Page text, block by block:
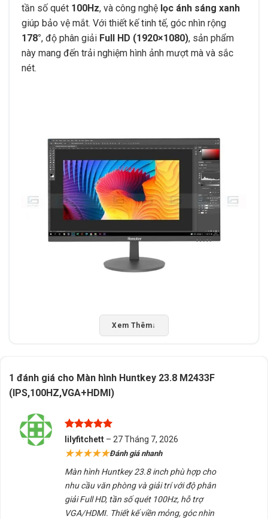
tần số quét 100Hz, và công nghệ lọc ánh sáng xanh
giúp bảo vệ mắt. Với thiết kế tinh tế, góc nhìn rộng
178°, độ phân giải Full HD (1920×1080), sản phẩm
này mang đến trải nghiệm hình ảnh mượt mà và sắc
nét.
Màn hình Huntkey 23.8″ M2433F
100Hz
📌 Tần số quét 100Hz – Trải nghiệm mượt mà
Màn hình Huntkey 23.8” M2433F
(IPS,100HZ,VGA+HDMI) ) nổi bật với
100Hz
, mang lại hình ảnh mượt hơn so với các màn
hình 60Hz hay 75Hz thông thường. Điều này giúp giảm
hiện tượng nhòe và xé hình, đặc biệt hữu ích khi làm
việc với các tác vụ nhanh hoặc giải trí với phim ảnh,
Xem Thêm↓
1 đánh giá cho Màn hình Huntkey 23.8 M2433F
(IPS,100HZ,VGA+HDMI)
Được xếp
hạng5
5
sao
lilyfitchett – 27 Tháng 7, 2026
★★★★★Đánh giá nhanh
Màn hình Huntkey 23.8 inch phù hợp cho
nhu cầu văn phòng và giải trí với độ phân
giải Full HD, tần số quét 100Hz, hỗ trợ
VGA/HDMI. Thiết kế viền mỏng, góc nhìn